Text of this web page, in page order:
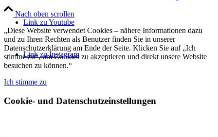
Link zu Youtube
Link zu Instagram
Nach oben scrollen
„Diese Website verwendet Cookies – nähere Informationen dazu
und zu Ihren Rechten als Benutzer finden Sie in unserer
Datenschutzerklärung am Ende der Seite. Klicken Sie auf „Ich
stimme zu“, um Cookies zu akzeptieren und direkt unsere Website
besuchen zu können.“
Ich stimme zu
Cookie- und Datenschutzeinstellungen